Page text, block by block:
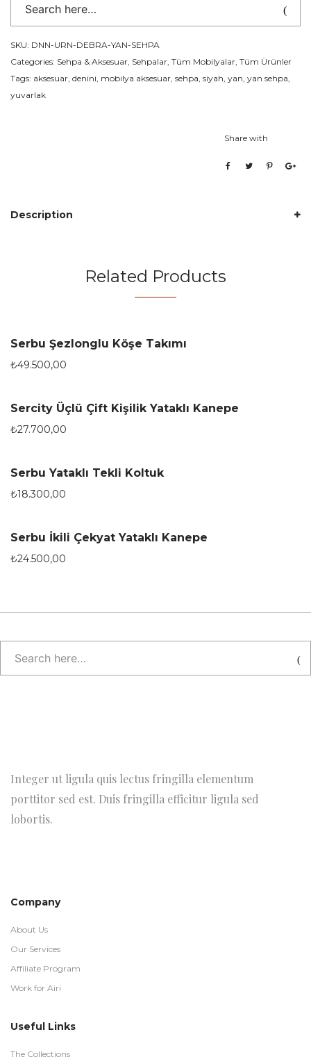
SKU: DNN-URN-DEBRA-YAN-SEHPA
Categories: Sehpa & Aksesuar Sehpalar Tüm Mobilyalar Tüm Ürünler
Tags: aksesuar denini mobilya aksesuar sehpa siyah yan yan sehpa
yuvarlak
Share with
Description
Related Products
Serbu Şezlonglu Köşe Takımı
₺49.500,00
Sercity Üçlü Çift Kişilik Yataklı Kanepe
₺27.700,00
Serbu Yataklı Tekli Koltuk
₺18.300,00
Serbu İkili Çekyat Yataklı Kanepe
₺24.500,00
Integer ut ligula quis lectus fringilla elementum
porttitor sed est. Duis fringilla efficitur ligula sed
lobortis.
Company
About Us
Our Services
Affiliate Program
Work for Airi
Useful Links
The Collections